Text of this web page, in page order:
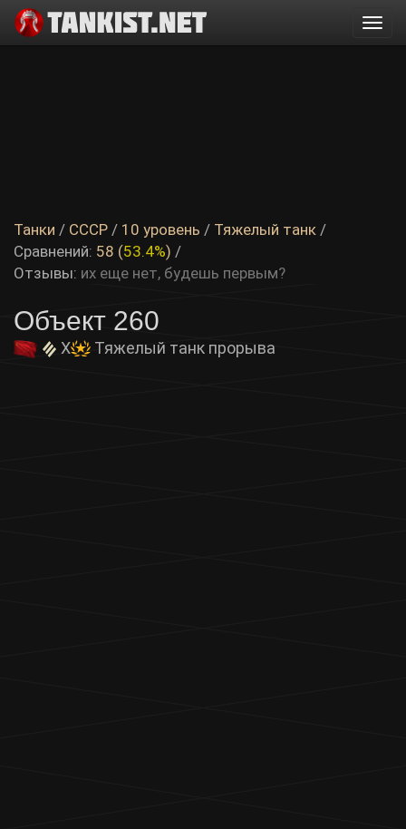
Танки / СССР / 10 уровень / Тяжелый танк /
Сравнений: 58 (53.4%) /
Отзывы: их еще нет, будешь первым?
Объект 260
X Тяжелый танк прорыва